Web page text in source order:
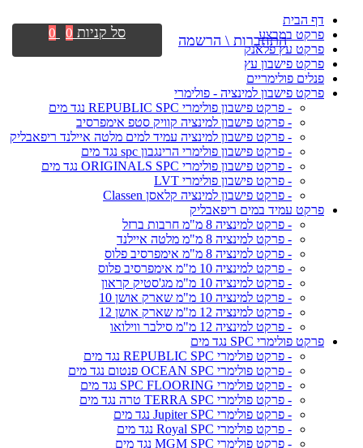
דף הבית
פרקט במבצע
פרקט עץ פלאנק
פרקט פישבון עץ
פנלים פולימריים
פרקט פישבון למינציה - פולימרי
- פרקט פישבון פולימרי REPUBLIC SPC נגד מים
- פרקט פישבון למינציה קוויק סטפ אימפרסיב
- פרקט פישבון למינציה עמיד למים מלטה איילנד ריפאבליק
- פרקט פישבון פולימרי הרינגבון spc נגד מים
- פרקט פישבון פולימרי ORIGINALS SPC נגד מים
- פרקט פישבון פולימרי LVT
- פרקט פישבון למינציה קלאסן Classen
פרקט עמיד במים ריפאבליק
- פרקט למינציה 8 מ"מ חרבות ברזל
- פרקט למינציה 8 מ"מ מלטה איילנד
- פרקט למינציה 8 מ"מ אימפרסיב פלוס
- פרקט למינציה 10 מ"מ אימפרסיב פלוס
- פרקט למינציה 10 מ"מ מג'סטיק קראון
- פרקט למינציה 10 מ"מ שארק אושן 10
- פרקט למינציה 12 מ"מ שארק אושן 12
- פרקט למינציה 12 מ"מ סילבר ווילואו
פרקט פולימרי SPC נגד מים
- פרקט פולימרי REPUBLIC SPC נגד מים
- פרקט פולימרי OCEAN SPC פנטום נגד מים
- פרקט פולימרי SPC FLOORING נגד מים
- פרקט פולימרי TERRA SPC טרה נגד מים
- פרקט פולימרי Jupiter SPC נגד מים
- פרקט פולימרי Royal SPC נגד מים
- פרקט פולימרי MGM SPC נגד מים
התחברות \ הרשמה סל קניות 0
0